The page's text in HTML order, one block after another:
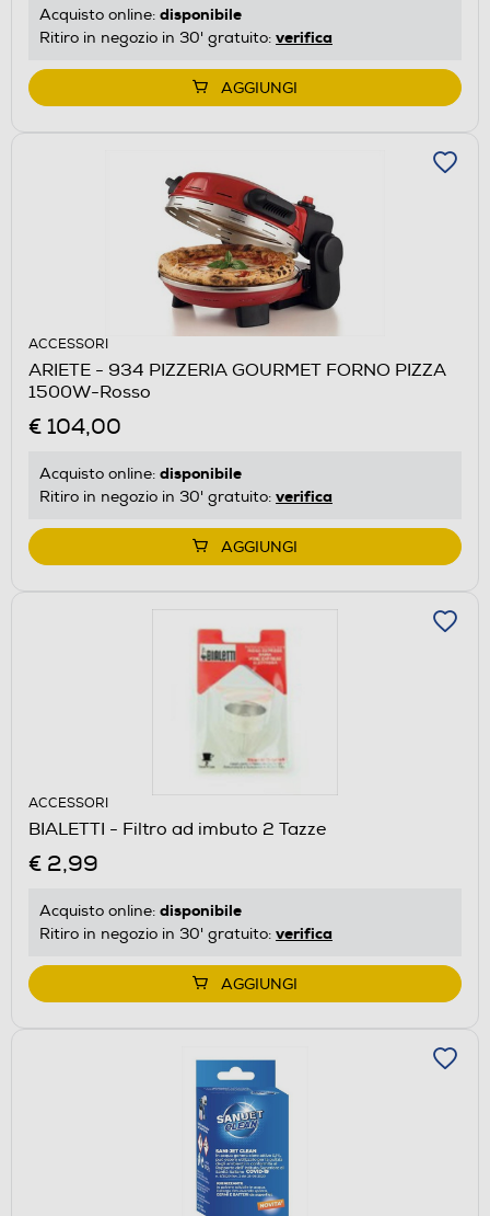
Acquisto online: disponibile
Ritiro in negozio in 30' gratuito: verifica
AGGIUNGI
ACCESSORI
ARIETE - 934 PIZZERIA GOURMET FORNO PIZZA
1500W-Rosso
€ 104,00
Acquisto online: disponibile
Ritiro in negozio in 30' gratuito: verifica
AGGIUNGI
ACCESSORI
BIALETTI - Filtro ad imbuto 2 Tazze
€ 2,99
Acquisto online: disponibile
Ritiro in negozio in 30' gratuito: verifica
AGGIUNGI